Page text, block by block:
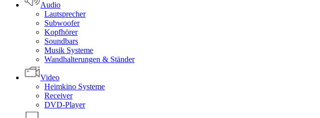
Audio
Lautsprecher
Subwoofer
Kopfhörer
Soundbars
Musik Systeme
Wandhalterungen & Ständer
Video
Heimkino Systeme
Receiver
DVD-Player